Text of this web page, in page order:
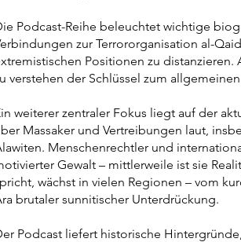
Podcast-Reihe beleuchtet wichtige
zur Terrororganisation al-
Positionen zu
verstehen der Schlüssel zum
weiterer zentraler Fokus liegt auf der
Massaker und Vertreibungen laut,
Menschenrechtler und
Gewalt – mittlerweile ist sie
wächst in vielen Regionen – vom
brutaler sunnitischer Unterdrückung.
Podcast liefert historische